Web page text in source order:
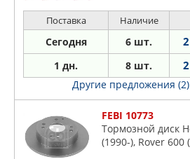
Поставка Наличие
Сегодня 6 шт.
1 дн. 8 шт.
Другие предложения (2)
FEBI 10773
Тормозной диск
(1990-), Rover 600